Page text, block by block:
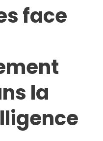
face
la